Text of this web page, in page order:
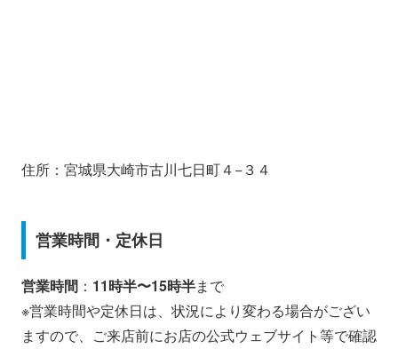
住所：宮城県大崎市古川七日町４−３４
営業時間・定休日
営業時間 ： 11時半〜15時半まで
※営業時間や定休日は、状況により変わる場合がござい
ますので、ご来店前にお店の公式ウェブサイト等で確認